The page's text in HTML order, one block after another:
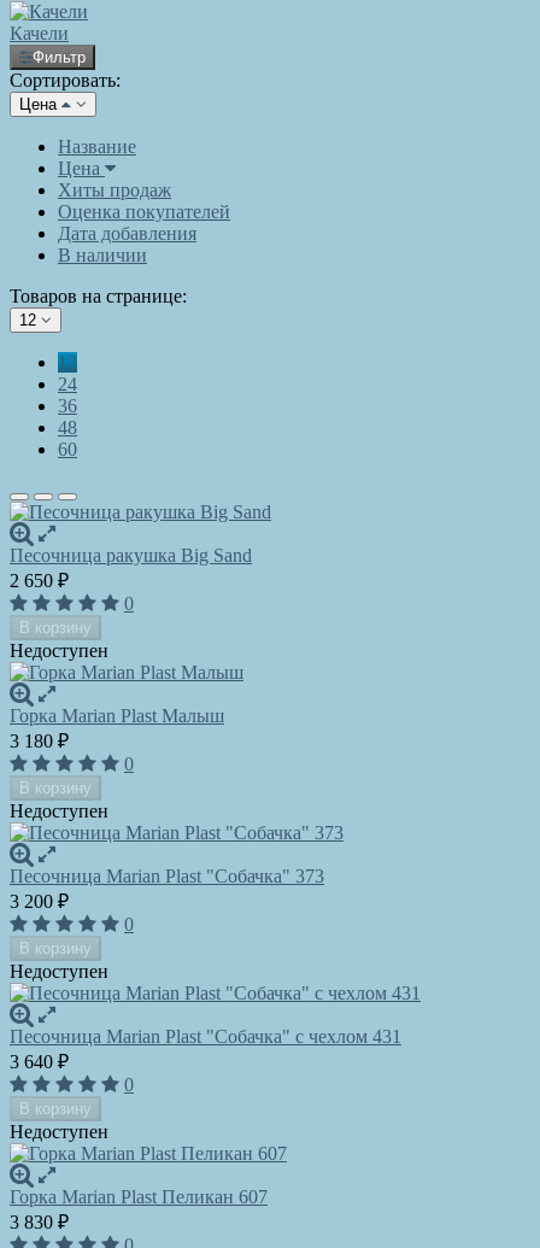
Качели
Фильтр
Сортировать:
Цена
Название
Цена
Хиты продаж
Оценка покупателей
Дата добавления
В наличии
Товаров на странице:
12
12
24
36
48
60
Песочница ракушка Big Sand
2 650 ₽
0
В корзину
Недоступен
Горка Marian Plast Малыш
3 180 ₽
0
В корзину
Недоступен
Песочница Marian Plast "Собачка" 373
3 200 ₽
0
В корзину
Недоступен
Песочница Marian Plast "Собачка" с чехлом 431
3 640 ₽
0
В корзину
Недоступен
Горка Marian Plast Пеликан 607
3 830 ₽